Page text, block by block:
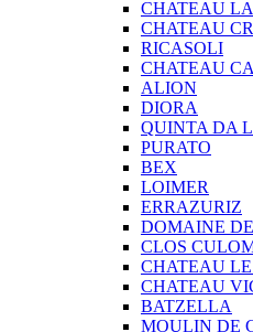
CHATEAU
CHATEAU
RICASOLI
CHATEAU
ALION
DIORA
QUINTA DA
PURATO
BEX
LOIMER
ERRAZURIZ
DOMAINE
CLOS
CHATEAU
CHATEAU
BATZELLA
MOULIN DE